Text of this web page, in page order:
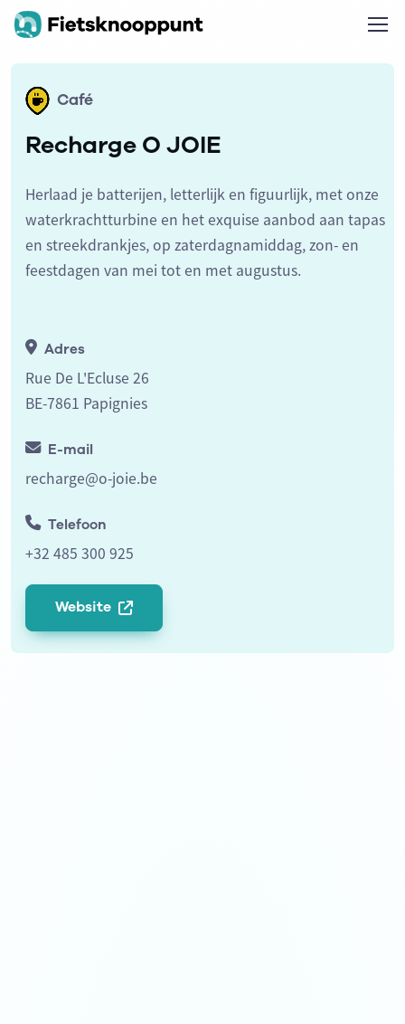
Café
Recharge O JOIE
Herlaad je batterijen, letterlijk en figuurlijk, met onze
waterkrachtturbine en het exquise aanbod aan tapas
en streekdrankjes, op zaterdagnamiddag, zon- en
feestdagen van mei tot en met augustus.
Adres
Rue De L'Ecluse 26
BE-7861 Papignies
E-mail
recharge@o-joie.be
Telefoon
+32 485 300 925
Website